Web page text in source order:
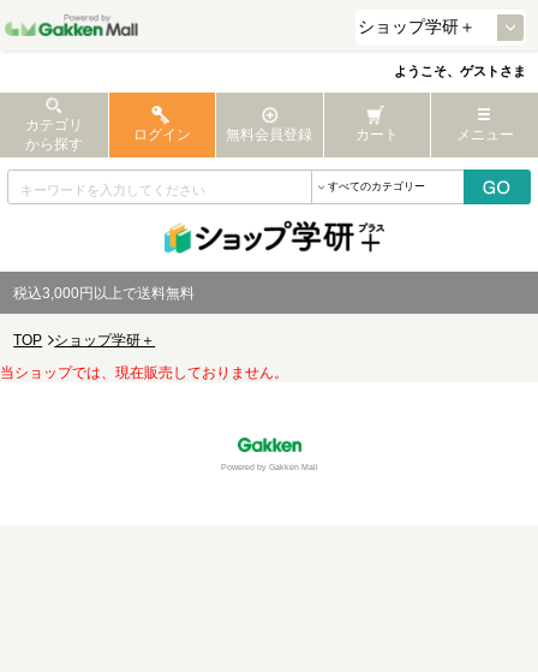
ようこそ、ゲストさま
カテゴリ
から探す
ログイン 無料会員登録 カート メニュー
税込3,000円以上で送料無料
TOP
ショップ学研＋
当ショップでは、現在販売しておりません。
Powered by Gakken Mall